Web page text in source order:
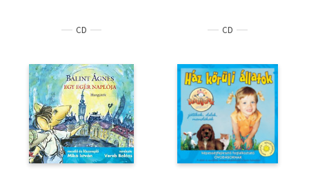
Természettudomány
Történelem
Vallás
CD CD